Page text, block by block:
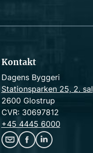
c
Kontakt
Dagens Byggeri
Stationsparken 25, 2. sal
2600 Glostrup
CVR: 30697812
+45 4445 6000